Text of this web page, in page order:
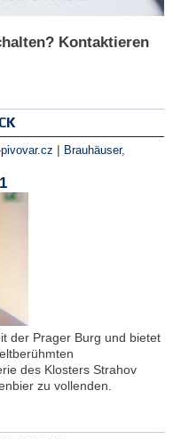
Kontaktieren
| Brauhäuser,
der Prager Burg und bietet
des Klosters Strahov
zu vollenden.